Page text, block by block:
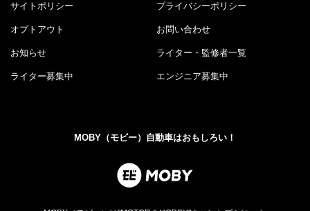
サイトポリシー プライバシーポリシー
オプトアウト お問い合わせ
お知らせ ライター・監修者一覧
ライター募集中 エンジニア募集中
MOBY（モビー）自動車はおもしろい！